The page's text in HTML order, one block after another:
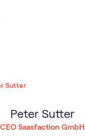
Sutter
Peter Sutter
CEO Saasfaction GmbH